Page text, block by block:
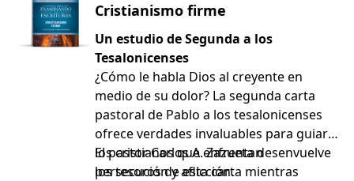
Cristianismo firme
Un estudio de Segunda a los
Tesalonicenses
¿Cómo le habla Dios al creyente en
medio de su dolor? La segunda carta
pastoral de Pablo a los tesalonicenses
ofrece verdades invaluables para guiar a
los cristianos que enfrentan
persecución y aflicción.
El pastor Carlos A. Zazueta desenvuelve
los tesoros de esta carta mientras